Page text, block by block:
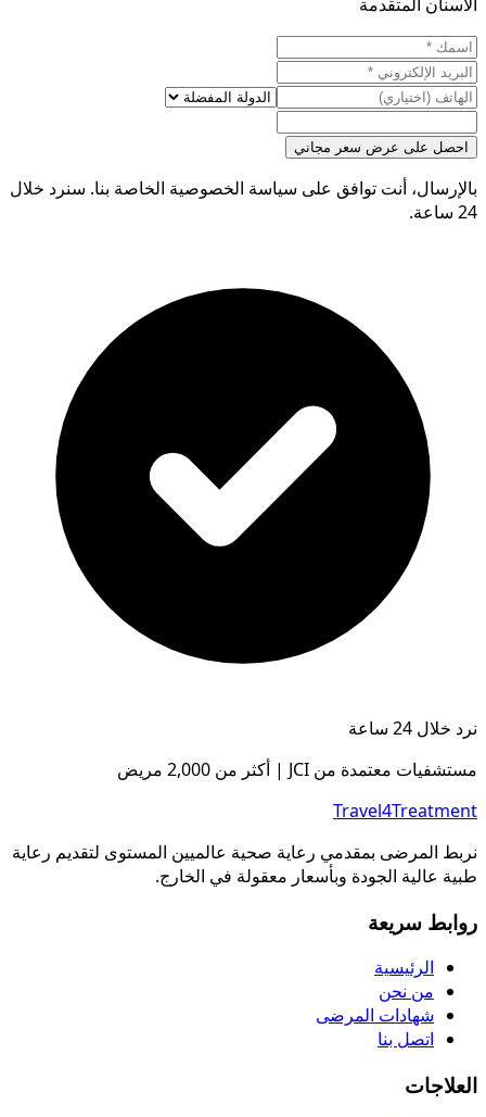
احصل على عرض سعر مجاني
بالإرسال، أنت توافق على سياسة الخصوصية الخاصة بنا. سنرد خلال
24 ساعة.
نرد خلال 24 ساعة
مستشفيات معتمدة من JCI | أكثر من 2,000 مريض
Travel4Treatment
نربط المرضى بمقدمي رعاية صحية عالميين المستوى لتقديم رعاية
طبية عالية الجودة وبأسعار معقولة في الخارج.
روابط سريعة
الرئيسية
من نحن
شهادات المرضى
اتصل بنا
العلاجات